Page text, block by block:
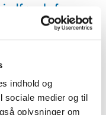
indhold og
sociale medier og til
oplysninger om
indførsel af
2026
Det er et
tilskud og